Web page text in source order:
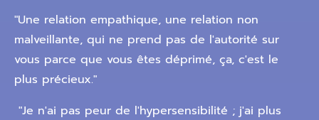
"Une relation empathique, une relation non
malveillante, qui ne prend pas de l'autorité sur
vous parce que vous êtes déprimé, ça, c'est le
plus précieux."
"Je n'ai pas peur de l'hypersensibilité ; j'ai plus